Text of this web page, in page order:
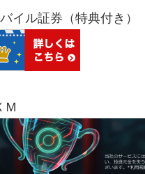
イル証券（特典付き）
Ｍ